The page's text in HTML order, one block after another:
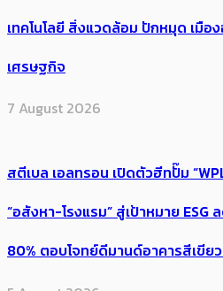
เทคโนโลยี สิ่งแวดล้อม ปักหมุด เมือ
เศรษฐกิจ
7 August 2026
สตีเบล เอลทรอน เปิดตัวฮีทปั๊ม
“อสังหา-โรงแรม” สู่เป้าหมาย
80% ตอบโจทย์ดีมานด์อาคารสีเขีย